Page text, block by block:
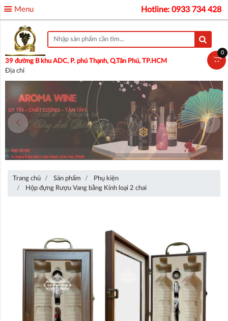
Menu Hotline: 0933 734 428
39 đường B khu ADC, P. phú Thạnh, Q.Tân Phú, TP.HCM
Địa chỉ
Trang chủ Sản phẩm
Phụ kiện
Hộp đựng Rượu Vang bằng Kính loại 2 chai
0